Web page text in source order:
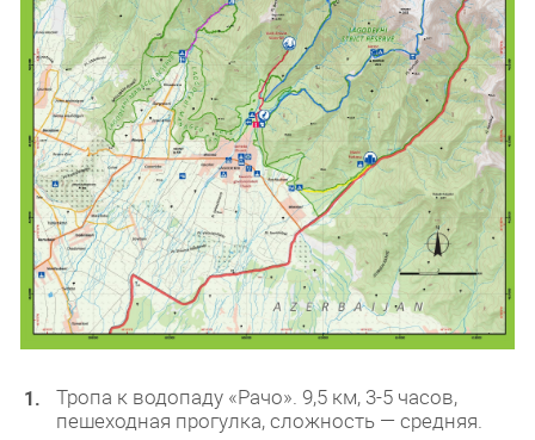
Тропа к водопаду «Рачо». 9,5 км, 3-5 часов,
пешеходная прогулка, сложность — средняя.